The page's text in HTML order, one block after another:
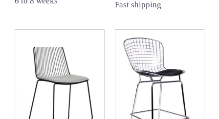
Fast shipping